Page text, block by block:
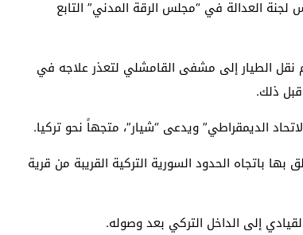
العدالة في “مجلس الرقة المدني” التابع
نقل الطيار إلى مشفى القامشلي لتعذر علاجه في
قبل ذلك.
الديمقراطي” ويدعى “شيار”، متجهاً نحو تركيا.
باتجاه الحدود السورية التركية القريبة من قرية
إلى الداخل التركي بعد وصوله.